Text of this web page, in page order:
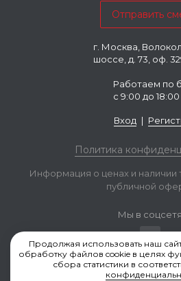
г. Москва,
шоссе, д. 73, оф.
Работаем по
с 9:00 до 18:00
Вход |
Политика
Информация о ценах и наличии
публичной
Мы в
Продолжая использовать наш
обработку файлов cookie в целях
сбора статистики в